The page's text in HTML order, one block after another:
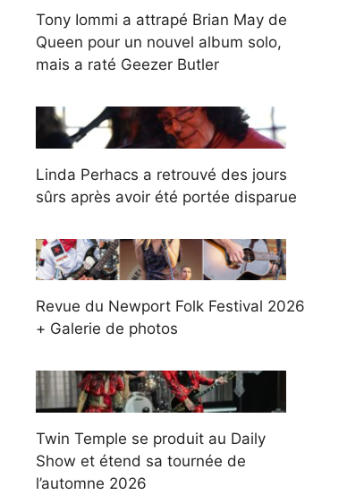
Tony Iommi a attrapé Brian May de
Queen pour un nouvel album solo,
mais a raté Geezer Butler
Linda Perhacs a retrouvé des jours
sûrs après avoir été portée disparue
Revue du Newport Folk Festival 2026
+ Galerie de photos
Twin Temple se produit au Daily
Show et étend sa tournée de
l’automne 2026